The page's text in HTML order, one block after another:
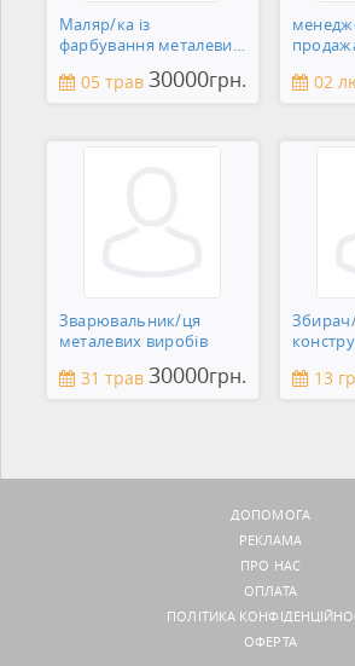
Маляр/ка із
фарбування металевих
05 трав 30000грн. 02
Зварювальник/ця
металевих виробів
31 трав 30000грн. 13
ДОПОМОГА
РЕКЛАМА
ПРО НАС
ОПЛАТА
ПОЛІТИКА
ОФЕРТА